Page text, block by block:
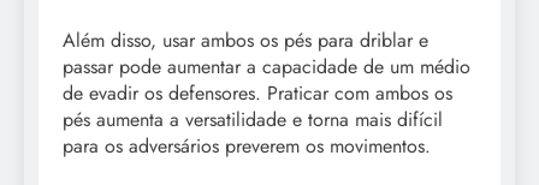
Além disso, usar ambos os pés para driblar e
passar pode aumentar a capacidade de um médio
de evadir os defensores. Praticar com ambos os
pés aumenta a versatilidade e torna mais difícil
para os adversários preverem os movimentos.